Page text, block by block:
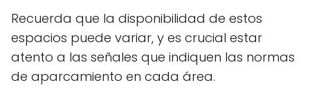
Recuerda que la disponibilidad de estos
espacios puede variar, y es crucial estar
atento a las señales que indiquen las normas
de aparcamiento en cada área.